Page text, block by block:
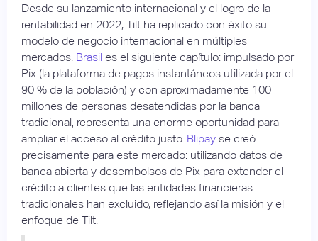
Desde su lanzamiento internacional y el logro de la
rentabilidad en 2022, Tilt ha replicado con éxito su
modelo de negocio internacional en múltiples
mercados. Brasil es el siguiente capítulo: impulsado por
Pix (la plataforma de pagos instantáneos utilizada por el
90 % de la población) y con aproximadamente 100
millones de personas desatendidas por la banca
tradicional, representa una enorme oportunidad para
ampliar el acceso al crédito justo. Blipay se creó
precisamente para este mercado: utilizando datos de
banca abierta y desembolsos de Pix para extender el
crédito a clientes que las entidades financieras
tradicionales han excluido, reflejando así la misión y el
enfoque de Tilt.